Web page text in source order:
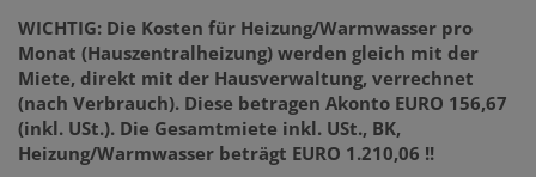
WICHTIG: Die Kosten für Heizung/Warmwasser pro
Monat (Hauszentralheizung) werden gleich mit der
Miete, direkt mit der Hausverwaltung, verrechnet
(nach Verbrauch). Diese betragen Akonto EURO 156,67
(inkl. USt.). Die Gesamtmiete inkl. USt., BK,
Heizung/Warmwasser beträgt EURO 1.210,06 !!